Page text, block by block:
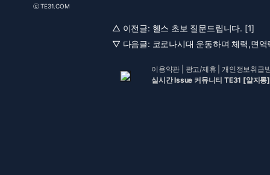
ⓒ TE31.COM
△ 이전글: 헬스 초보 질문드립니다. [1]
▽ 다음글: 코로나시대 운동하며 체력,면
이용약관 광고/제휴 |개인정보취급
실시간 Issue 커뮤니티 TE31 [알지